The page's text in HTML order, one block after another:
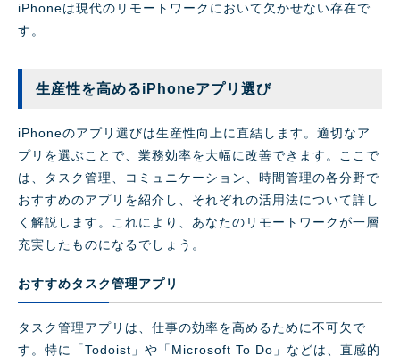
iPhoneは現代のリモートワークにおいて欠かせない存在で
す。
生産性を高めるiPhoneアプリ選び
iPhoneのアプリ選びは生産性向上に直結します。適切なア
プリを選ぶことで、業務効率を大幅に改善できます。ここで
は、タスク管理、コミュニケーション、時間管理の各分野で
おすすめのアプリを紹介し、それぞれの活用法について詳し
く解説します。これにより、あなたのリモートワークが一層
充実したものになるでしょう。
おすすめタスク管理アプリ
タスク管理アプリは、仕事の効率を高めるために不可欠で
す。特に「Todoist」や「Microsoft To Do」などは、直感的